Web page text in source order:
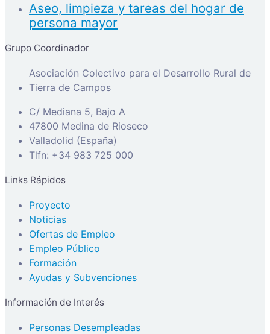
Aseo, limpieza y tareas del hogar de
persona mayor
Grupo Coordinador
Asociación Colectivo para el Desarrollo Rural de
Tierra de Campos
C/ Mediana 5, Bajo A
47800 Medina de Rioseco
Valladolid (España)
Tlfn: +34 983 725 000
Links Rápidos
Proyecto
Noticias
Ofertas de Empleo
Empleo Público
Formación
Ayudas y Subvenciones
Información de Interés
Personas Desempleadas